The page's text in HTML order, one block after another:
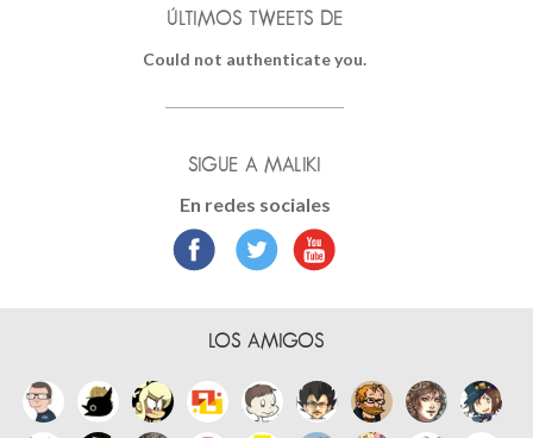
ÚLTIMOS TWEETS DE
Could not authenticate you.
SIGUE A MALIKI
En redes sociales
LOS AMIGOS